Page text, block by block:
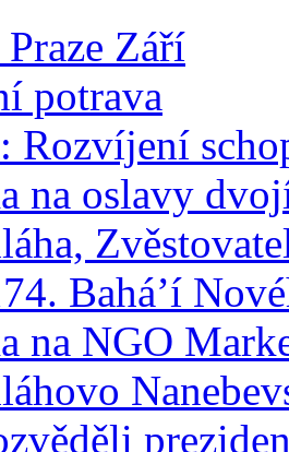
Září
potrava
Rozvíjení
na oslavy
Bahá’í
na NGO